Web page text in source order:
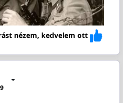
nézem, kedvelem ott